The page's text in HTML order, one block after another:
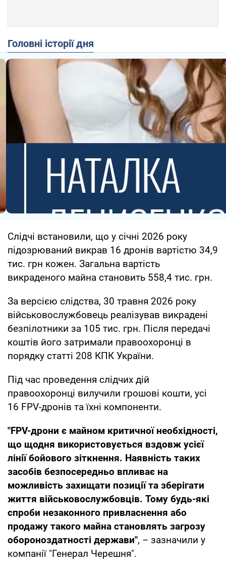
Головні історії дня
Слідчі встановили, що у січні 2026 року
підозрюваний викрав 16 дронів вартістю 34,9
тис. грн кожен. Загальна вартість
викраденого майна становить 558,4 тис. грн.
За версією слідства, 30 травня 2026 року
військовослужбовець реалізував викрадені
безпілотники за 105 тис. грн. Після передачі
коштів його затримали правоохоронці в
порядку статті 208 КПК України.
Під час проведення слідчих дій
правоохоронці вилучили грошові кошти, усі
16 FPV-дронів та їхні компоненти.
"FPV-дрони є майном критичної необхідності,
що щодня використовується вздовж усієї
лінії бойового зіткнення. Наявність таких
засобів безпосередньо впливає на
можливість захищати позиції та зберігати
життя військовослужбовців. Тому будь-які
спроби незаконного привласнення або
продажу такого майна становлять загрозу
обороноздатності держави", – зазначили у
компанії "Генерал Черешня".